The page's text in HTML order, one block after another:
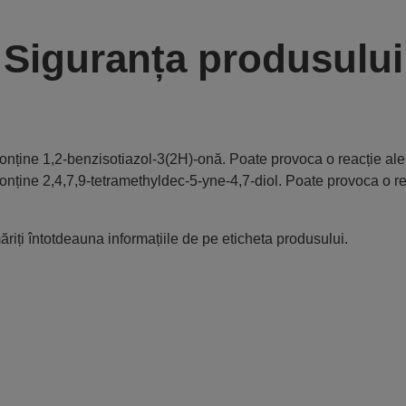
Siguranța produsului
1,2-benzisotiazol-3(2H)-onă. Poate provoca o reacție
2,4,7,9-tetramethyldec-5-yne-4,7-diol. Poate provoca o
întotdeauna informațiile de pe eticheta produsului.